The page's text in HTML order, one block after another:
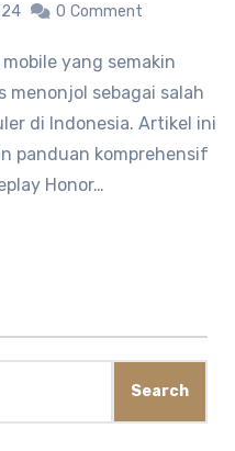
0 Comment
menonjol sebagai salah
di Indonesia. Artikel ini
panduan komprehensif
Honor…
Search